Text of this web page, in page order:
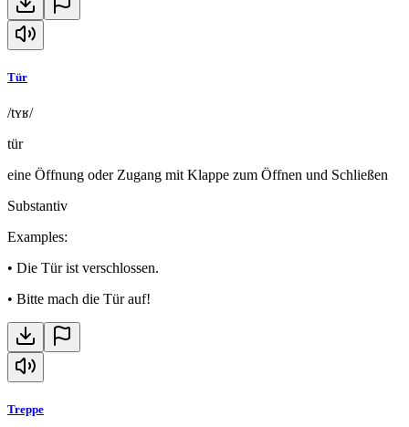
Tür
/tʏʁ/
tür
eine Öffnung oder Zugang mit Klappe zum Öffnen und Schließen
Substantiv
Examples:
• Die Tür ist verschlossen.
• Bitte mach die Tür auf!
Treppe